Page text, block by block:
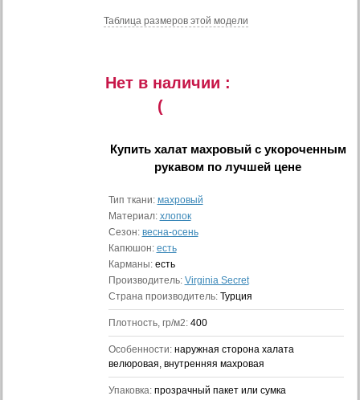
Таблица размеров этой модели
Нет в наличии :
(
Купить халат махровый с укороченным
рукавом по лучшей цене
Тип ткани: махровый
Материал: хлопок
Сезон: весна-осень
Капюшон: есть
Карманы: есть
Производитель: Virginia Secret
Страна производитель: Турция
Плотность, гр/м2: 400
Особенности: наружная сторона халата
велюровая, внутренняя махровая
Упаковка: прозрачный пакет или сумка